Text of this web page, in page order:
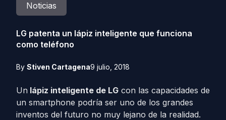
Noticias
LG patenta un lápiz inteligente que funciona
como teléfono
By Stiven Cartagena9 julio, 2018
Un lápiz inteligente de LG con las capacidades de
un smartphone podría ser uno de los grandes
inventos del futuro no muy lejano de la realidad.